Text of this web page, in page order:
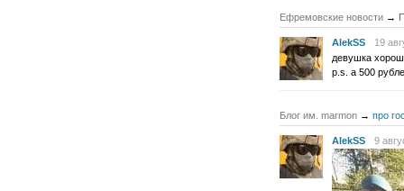
Ефремовские новости →
AlekSS
19
девушка
p.s. а 500
Блог им. marmon → про
AlekSS 9